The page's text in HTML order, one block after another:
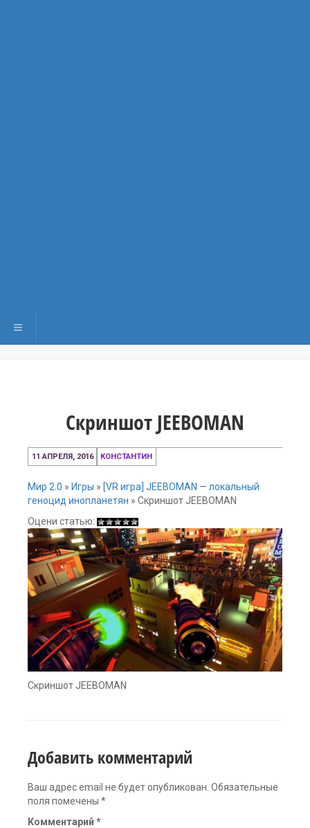
Переключить навигацию
Скриншот JEEBOMAN
11 АПРЕЛЯ, 2016
11
апреля,
КОНСТАНТИН
Мир 2.0 » Игры » [VR игра] JEEBOMAN — локальный
геноцид инопланетян » Скриншот JEEBOMAN
Оцени статью:
Скриншот JEEBOMAN
Добавить комментарий
Ваш адрес email не будет опубликован. Обязательные
поля помечены *
Комментарий *